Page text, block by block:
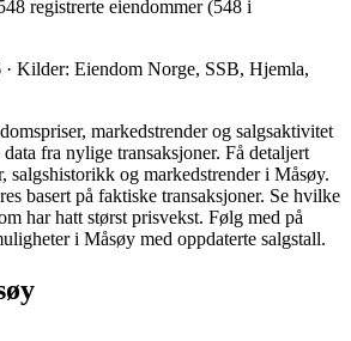
registrerte eiendommer(548 i
· Kilder: Eiendom Norge, SSB, Hjemla,
markedstrender og salgsaktivitet
fra nylige transaksjoner. Få detaljert
salgshistorikk og markedstrender i Måsøy.
basert på faktiske transaksjoner. Se hvilke
har hatt størst prisvekst. Følg med på
i Måsøy med oppdaterte salgstall.